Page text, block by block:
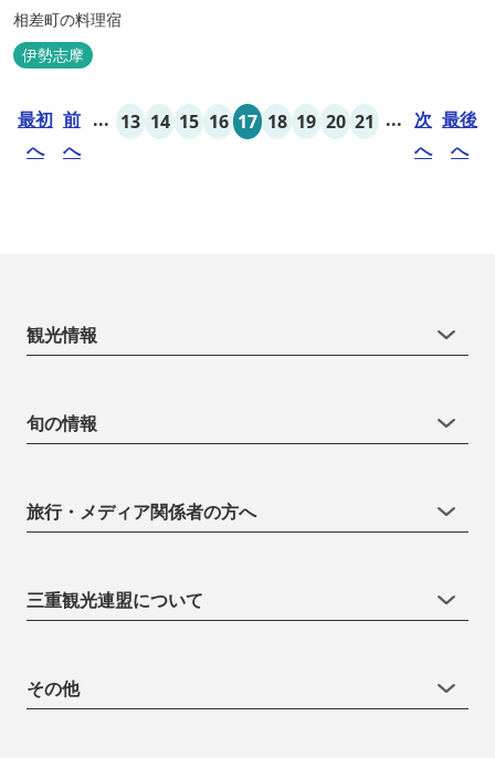
相差町の料理宿
伊勢志摩
最初
へ
前
へ
... 13 14 15 16 17 18 19 20 21 ... 次
へ
最後
へ
観光情報
旬の情報
旅行・メディア関係者の方へ
三重観光連盟について
その他